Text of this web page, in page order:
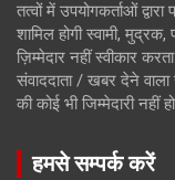
तत्वों में उपयोगकर्ताओं
शामिल होगी स्वामी,
ज़िम्मेदार नहीं स्वीकार
संवाददाता / खबर देने
की कोई भी जिम्मेदारी नहीं
हमसे सम्पर्क करें